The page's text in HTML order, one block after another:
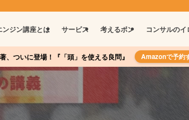
ンジン講座とは サービス 考えるボン コンサルのイ
、ついに登場！『「頭」を使える良問』 Amazonで予約